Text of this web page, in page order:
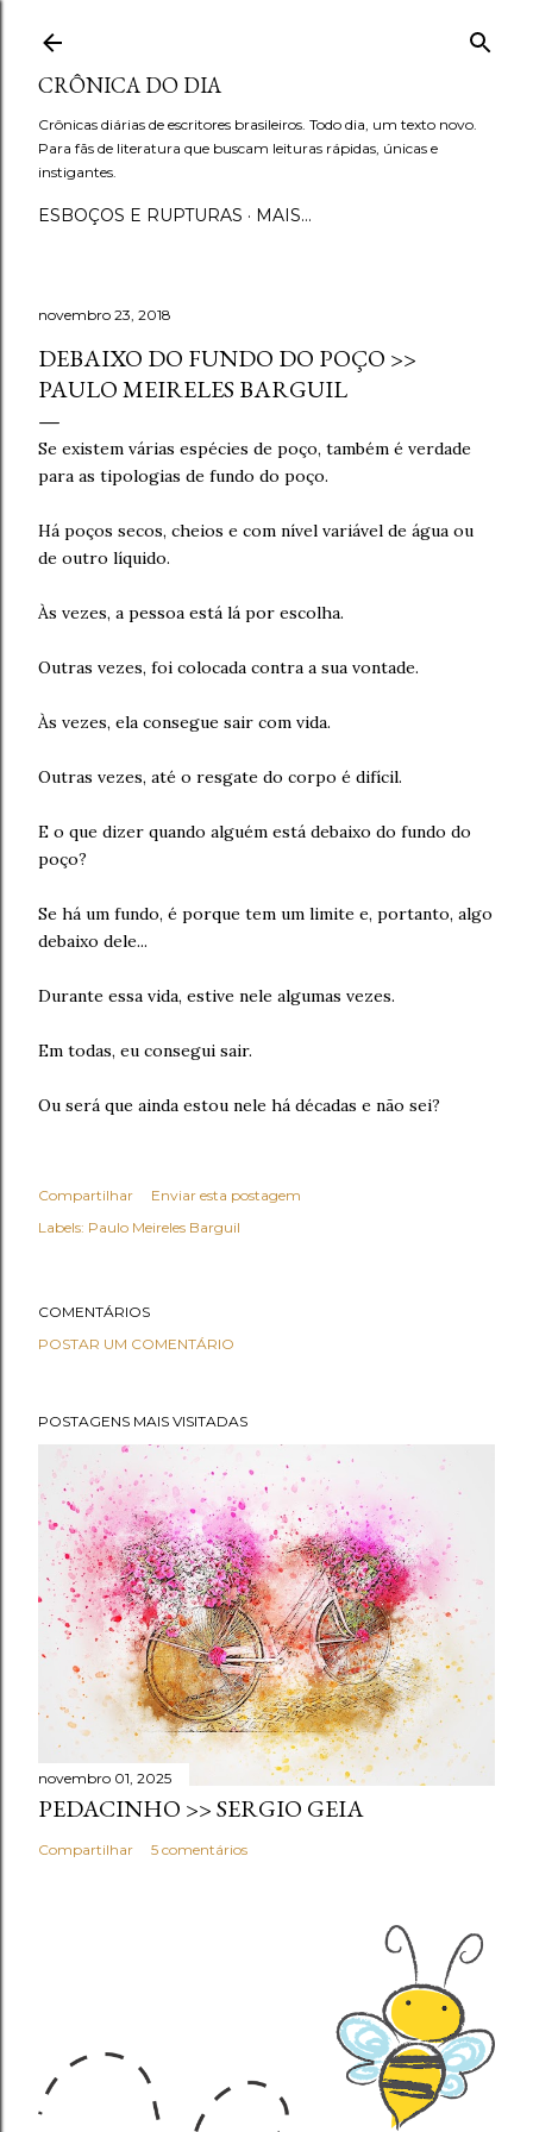
CRÔNICA DO DIA
Crônicas diárias de escritores brasileiros. Todo dia, um texto novo.
Para fãs de literatura que buscam leituras rápidas, únicas e
instigantes.
ESBOÇOS E RUPTURAS MAIS…
novembro 23, 2018
DEBAIXO DO FUNDO DO POÇO >>
PAULO MEIRELES BARGUIL
Se existem várias espécies de poço, também é verdade
para as tipologias de fundo do poço.
Há poços secos, cheios e com nível variável de água ou
de outro líquido.
Às vezes, a pessoa está lá por escolha.
Outras vezes, foi colocada contra a sua vontade.
Às vezes, ela consegue sair com vida.
Outras vezes, até o resgate do corpo é difícil.
E o que dizer quando alguém está debaixo do fundo do
poço?
Se há um fundo, é porque tem um limite e, portanto, algo
debaixo dele...
Durante essa vida, estive nele algumas vezes.
Em todas, eu consegui sair.
Ou será que ainda estou nele há décadas e não sei?
Compartilhar
Enviar esta postagem
Labels: Paulo Meireles Barguil
COMENTÁRIOS
POSTAR UM COMENTÁRIO
POSTAGENS MAIS VISITADAS
novembro 01, 2025
PEDACINHO >> SERGIO GEIA
Compartilhar 5 comentários